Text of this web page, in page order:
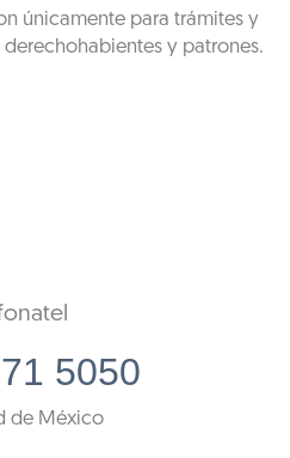
únicamente para trámites y
y patrones.
5050
de México